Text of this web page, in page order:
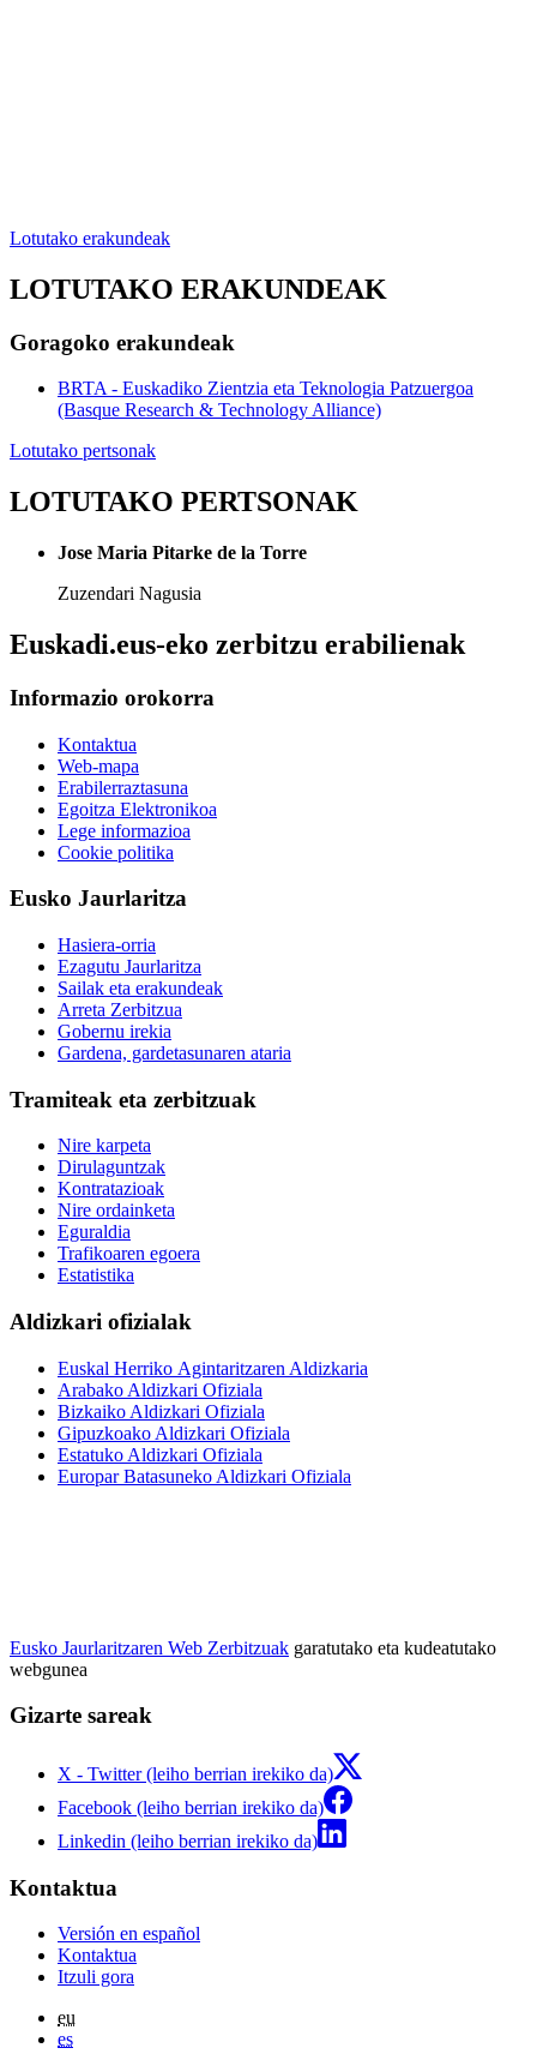
Lotutako erakundeak
LOTUTAKO ERAKUNDEAK
Goragoko erakundeak
BRTA - Euskadiko Zientzia eta Teknologia Patzuergoa
(Basque Research & Technology Alliance)
Lotutako pertsonak
LOTUTAKO PERTSONAK
Jose Maria Pitarke de la Torre
Zuzendari Nagusia
Euskadi.eus-eko zerbitzu erabilienak
Informazio orokorra
Kontaktua
Web-mapa
Erabilerraztasuna
Egoitza Elektronikoa
Lege informazioa
Cookie politika
Eusko Jaurlaritza
Hasiera-orria
Ezagutu Jaurlaritza
Sailak eta erakundeak
Arreta Zerbitzua
Gobernu irekia
Gardena, gardetasunaren ataria
Tramiteak eta zerbitzuak
Nire karpeta
Dirulaguntzak
Kontratazioak
Nire ordainketa
Eguraldia
Trafikoaren egoera
Estatistika
Aldizkari ofizialak
Euskal Herriko Agintaritzaren Aldizkaria
Arabako Aldizkari Ofiziala
Bizkaiko Aldizkari Ofiziala
Gipuzkoako Aldizkari Ofiziala
Estatuko Aldizkari Ofiziala
Europar Batasuneko Aldizkari Ofiziala
Eusko Jaurlaritzaren Web Zerbitzuak garatutako eta kudeatutako
webgunea
Gizarte sareak
X - Twitter (leiho berrian irekiko da)
Facebook (leiho berrian irekiko da)
Linkedin (leiho berrian irekiko da)
Kontaktua
Versión en español
Kontaktua
Itzuli gora
eu
es